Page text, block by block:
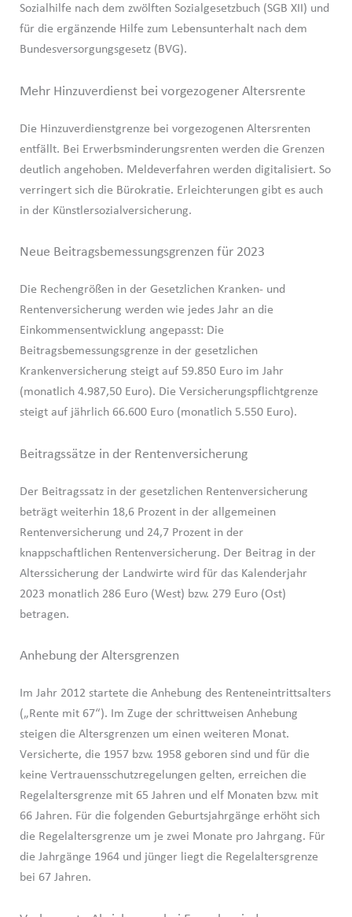
Sozialhilfe nach dem zwölften Sozialgesetzbuch (SGB XII) und
für die ergänzende Hilfe zum Lebensunterhalt nach dem
Bundesversorgungsgesetz (BVG).
Mehr Hinzuverdienst bei vorgezogener Altersrente
Die Hinzuverdienstgrenze bei vorgezogenen Altersrenten
entfällt. Bei Erwerbsminderungsrenten werden die Grenzen
deutlich angehoben. Meldeverfahren werden digitalisiert. So
verringert sich die Bürokratie. Erleichterungen gibt es auch
in der Künstlersozialversicherung.
Neue Beitragsbemessungsgrenzen für 2023
Die Rechengrößen in der Gesetzlichen Kranken- und
Rentenversicherung werden wie jedes Jahr an die
Einkommensentwicklung angepasst: Die
Beitragsbemessungsgrenze in der gesetzlichen
Krankenversicherung steigt auf 59.850 Euro im Jahr
(monatlich 4.987,50 Euro). Die Versicherungspflichtgrenze
steigt auf jährlich 66.600 Euro (monatlich 5.550 Euro).
Beitragssätze in der Rentenversicherung
Der Beitragssatz in der gesetzlichen Rentenversicherung
beträgt weiterhin 18,6 Prozent in der allgemeinen
Rentenversicherung und 24,7 Prozent in der
knappschaftlichen Rentenversicherung. Der Beitrag in der
Alterssicherung der Landwirte wird für das Kalenderjahr
2023 monatlich 286 Euro (West) bzw. 279 Euro (Ost)
betragen.
Anhebung der Altersgrenzen
Im Jahr 2012 startete die Anhebung des Renteneintrittsalters
(„Rente mit 67“). Im Zuge der schrittweisen Anhebung
steigen die Altersgrenzen um einen weiteren Monat.
Versicherte, die 1957 bzw. 1958 geboren sind und für die
keine Vertrauensschutzregelungen gelten, erreichen die
Regelaltersgrenze mit 65 Jahren und elf Monaten bzw. mit
66 Jahren. Für die folgenden Geburtsjahrgänge erhöht sich
die Regelaltersgrenze um je zwei Monate pro Jahrgang. Für
die Jahrgänge 1964 und jünger liegt die Regelaltersgrenze
bei 67 Jahren.